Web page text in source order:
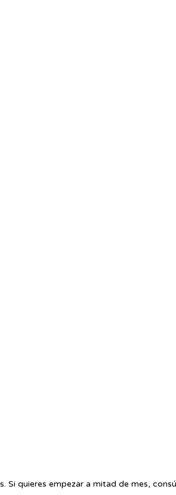
Si quieres empezar a mitad de mes,